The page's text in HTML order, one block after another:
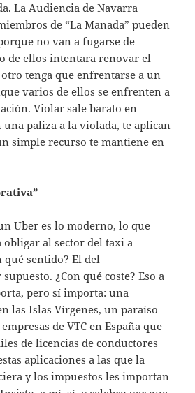
La Audiencia de Navarra
de “La Manada” pueden
no van a fugarse de
de ellos intentara renovar el
tenga que enfrentarse a un
varios de ellos se enfrenten a
Violar sale barato en
una paliza a la violada, te aplican
simple recurso te mantiene en
Uber es lo moderno, lo que
obligar al sector del taxi a
qué sentido? El del
¿Con qué coste? Eso a
pero sí importa: una
las Islas Vírgenes, un paraíso
de VTC en España que
de licencias de conductores
aplicaciones a las que la
y los impuestos les importan